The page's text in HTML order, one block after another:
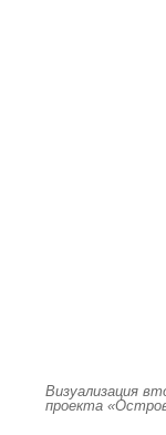
Визуализация
проекта